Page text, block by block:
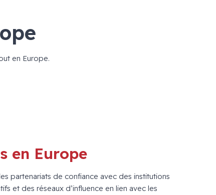
en Europe.
en Europe
partenariats de confiance avec des institutions
et des réseaux d’influence en lien avec les